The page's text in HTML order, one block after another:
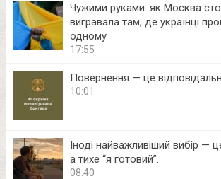
Чужими руками: як Москва
вигравала там, де українці
одному
17:55
Повернення — це
10:01
Іноді найважливіший вибір —
а тихе “я готовий”.
08:40